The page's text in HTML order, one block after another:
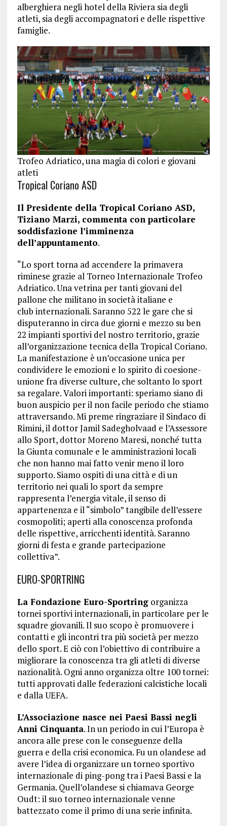
alberghiera negli hotel della Riviera sia degli
atleti, sia degli accompagnatori e delle rispettive
famiglie.
Trofeo Adriatico, una magia di colori e giovani
atleti
Tropical Coriano ASD
Il Presidente della Tropical Coriano ASD,
Tiziano Marzi, commenta con particolare
soddisfazione l’imminenza
dell’appuntamento.
“Lo sport torna ad accendere la primavera
riminese grazie al Torneo Internazionale Trofeo
Adriatico. Una vetrina per tanti giovani del
pallone che militano in società italiane e
club internazionali. Saranno 522 le gare che si
disputeranno in circa due giorni e mezzo su ben
22 impianti sportivi del nostro territorio, grazie
all’organizzazione tecnica della Tropical Coriano.
La manifestazione è un’occasione unica per
condividere le emozioni e lo spirito di coesione-
unione fra diverse culture, che soltanto lo sport
sa regalare. Valori importanti: speriamo siano di
buon auspicio per il non facile periodo che stiamo
attraversando. Mi preme ringraziare il Sindaco di
Rimini, il dottor Jamil Sadegholvaad e l’Assessore
allo Sport, dottor Moreno Maresi, nonché tutta
la Giunta comunale e le amministrazioni locali
che non hanno mai fatto venir meno il loro
supporto. Siamo ospiti di una città e di un
territorio nei quali lo sport da sempre
rappresenta l’energia vitale, il senso di
appartenenza e il “simbolo” tangibile dell’essere
cosmopoliti; aperti alla conoscenza profonda
delle rispettive, arricchenti identità. Saranno
giorni di festa e grande partecipazione
collettiva”.
EURO-SPORTRING
La Fondazione Euro-Sportringorganizza
tornei sportivi internazionali, in particolare per le
squadre giovanili. Il suo scopo è promuovere i
contatti e gli incontri tra più società per mezzo
dello sport. E ciò con l’obiettivo di contribuire a
migliorare la conoscenza tra gli atleti di diverse
nazionalità. Ogni anno organizza oltre 100 tornei:
tutti approvati dalle federazioni calcistiche locali
e dalla UEFA.
L’Associazione nasce nei Paesi Bassi negli
Anni Cinquanta. In un periodo in cui l’Europa è
ancora alle prese con le conseguenze della
guerra e della crisi economica. Fu un olandese ad
avere l’idea di organizzare un torneo sportivo
internazionale di ping-pong tra i Paesi Bassi e la
Germania. Quell’olandese si chiamava George
Oudt: il suo torneo internazionale venne
battezzato come il primo di una serie infinita.